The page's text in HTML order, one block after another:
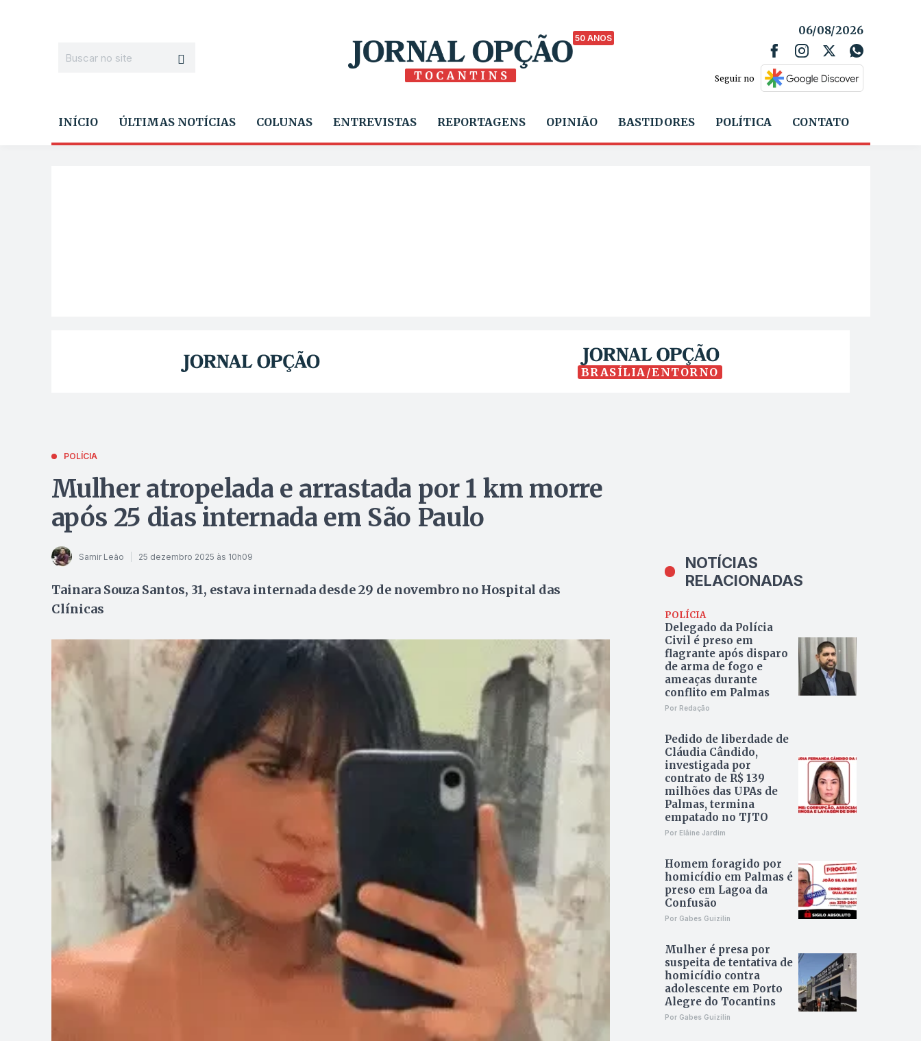
50 ANOS
06/08/2026
Seguir no
INÍCIO ÚLTIMAS NOTÍCIAS COLUNAS ENTREVISTAS REPORTAGENS OPINIÃO BASTIDORES POLÍTICA CONTATO
BRASÍLIA/ENTORNO
POLÍCIA
Mulher atropelada e arrastada por 1 km morre
após 25 dias internada em São Paulo
Samir Leão 25 dezembro 2025 às 10h09
Tainara Souza Santos, 31, estava internada desde 29 de novembro no Hospital das
Clínicas
NOTÍCIAS
RELACIONADAS
POLÍCIA
Delegado da Polícia
Civil é preso em
flagrante após disparo
de arma de fogo e
ameaças durante
conflito em Palmas
Por Redação
Pedido de liberdade de
Cláudia Cândido,
investigada por
contrato de R$ 139
milhões das UPAs de
Palmas, termina
empatado no TJTO
Por Elâine Jardim
Homem foragido por
homicídio em Palmas é
preso em Lagoa da
Confusão
Por Gabes Guizilin
Mulher é presa por
suspeita de tentativa de
homicídio contra
adolescente em Porto
Alegre do Tocantins
Por Gabes Guizilin